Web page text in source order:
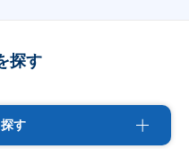
探す
す